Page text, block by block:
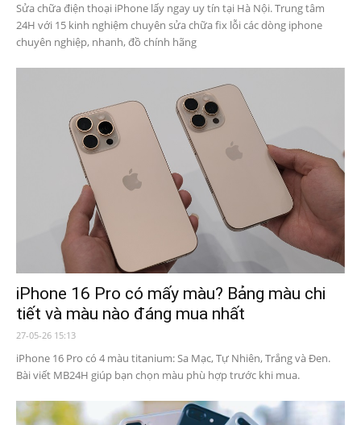
Sửa chữa điện thoại iPhone lấy ngay uy tín tại Hà Nội. Trung tâm
24H với 15 kinh nghiệm chuyên sửa chữa fix lỗi các dòng iphone
chuyên nghiệp, nhanh, đồ chính hãng
iPhone 16 Pro có mấy màu? Bảng màu chi
tiết và màu nào đáng mua nhất
27-05-26 15:13
iPhone 16 Pro có 4 màu titanium: Sa Mạc, Tự Nhiên, Trắng và Đen.
Bài viết MB24H giúp bạn chọn màu phù hợp trước khi mua.